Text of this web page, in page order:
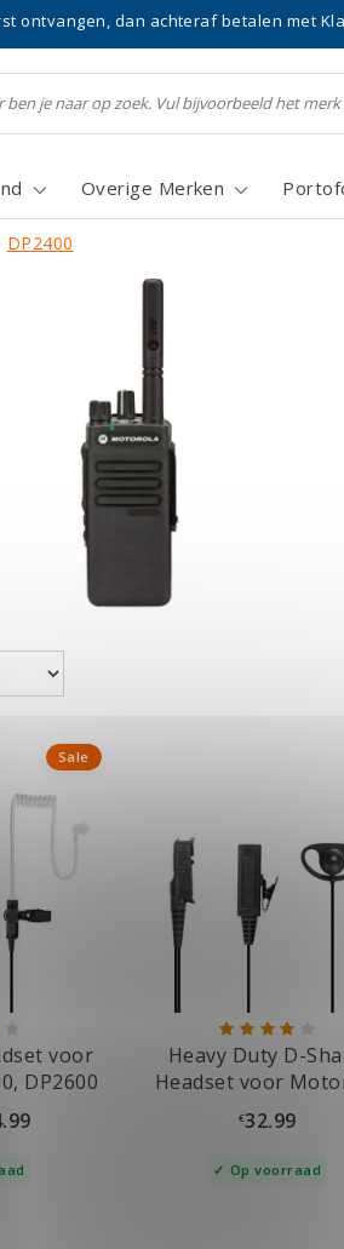
ontvangen, dan achteraf betalen met
Overige Merken
DP2400
Sale
voor
DP2600
Heavy Duty D-
Headset voor
DP2400, DP2600
€32.99
Op voorraad